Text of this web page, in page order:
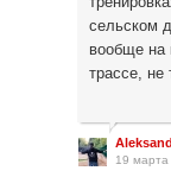
сельском
вообще на
трассе, не
19